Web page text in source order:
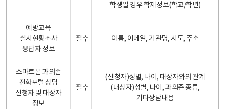
학생일 경우 학제정보(학교/학년)
예방교육
실시현황조사
응답자 정보
필수 이름, 이메일, 기관명, 시도, 주소
스마트폰 과의존
전화포털 상담
신청자 및 대상자
정보
필수
(신청자)성별, 나이, 대상자와의 관계
(대상자)성별, 나이, 과의존 종류,
기타상담내용